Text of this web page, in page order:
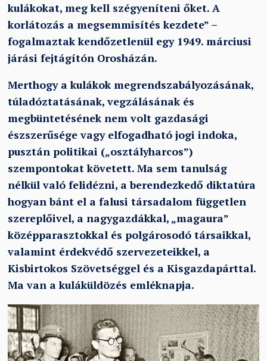
kulákokat, meg kell szégyeníteni őket. A
korlátozás a megsemmisítés kezdete” –
fogalmaztak kendőzetlenül egy 1949. márciusi
járási fejtágítón Orosházán.
Merthogy a kulákok megrendszabályozásának,
túladóztatásának, vegzálásának és
megbüntetésének nem volt gazdasági
észszerűsége vagy elfogadható jogi indoka,
pusztán politikai („osztályharcos”)
szempontokat követett. Ma sem tanulság
nélkül való felidézni, a berendezkedő diktatúra
hogyan bánt el a falusi társadalom független
szereplőivel, a nagygazdákkal, „magaura”
középparasztokkal és polgárosodó társaikkal,
valamint érdekvédő szervezeteikkel, a
Kisbirtokos Szövetséggel és a Kisgazdapárttal.
Ma van a kuláküldözés emléknapja.